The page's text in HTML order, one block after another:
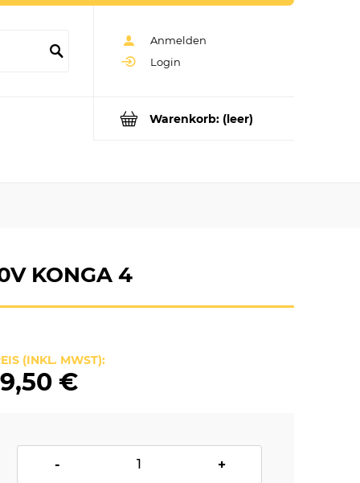
Anmelden
Login
Warenkorb: (leer)
KONGA 4
(INKL. MWST):
€
- +